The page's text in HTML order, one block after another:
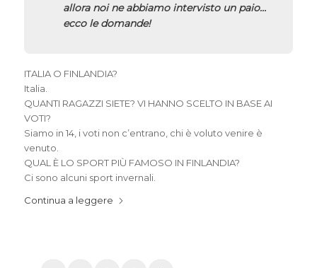
allora noi ne abbiamo intervisto un paio…
ecco le domande!
ITALIA O FINLANDIA?
Italia.
QUANTI RAGAZZI SIETE? VI HANNO SCELTO IN BASE AI
VOTI?
Siamo in 14, i voti non c’entrano, chi è voluto venire è
venuto.
QUAL È LO SPORT PIÙ FAMOSO IN FINLANDIA?
Ci sono alcuni sport invernali.
Continua a leggere